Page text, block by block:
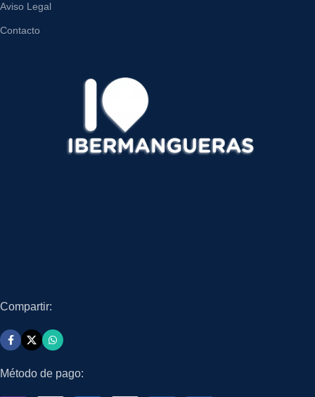
Aviso Legal
Contacto
Compartir:
Método de pago: